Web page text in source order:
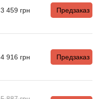
3 459 грн Предзаказ
4 916 грн Предзаказ